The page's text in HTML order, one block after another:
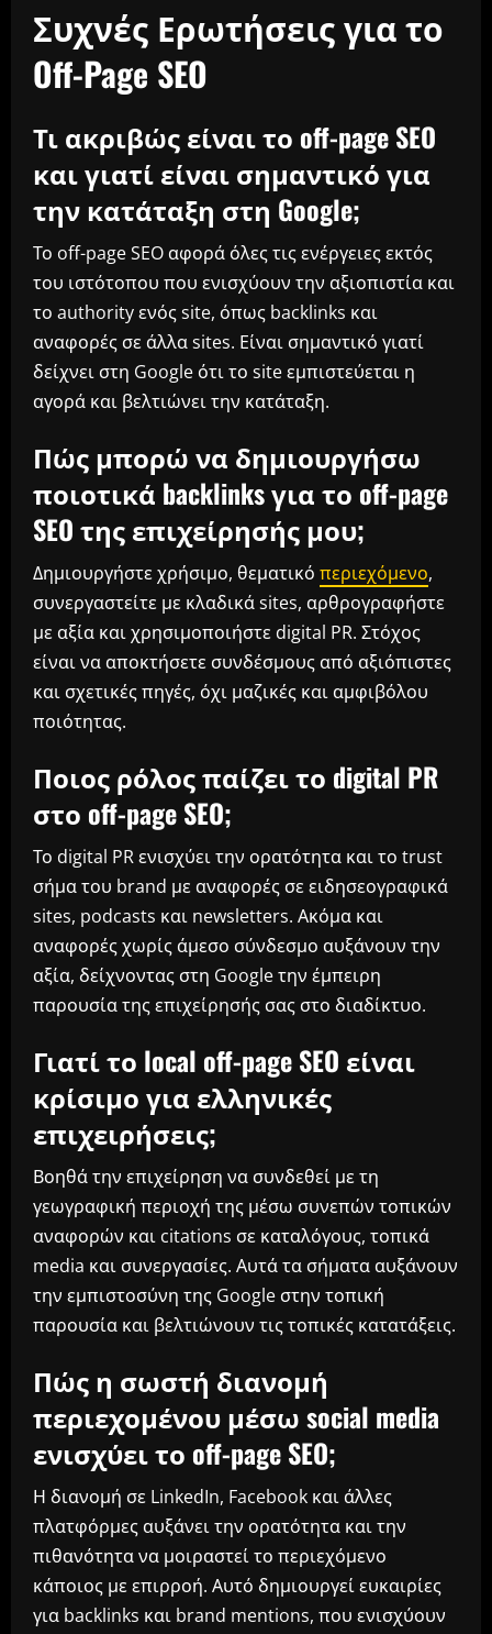
Συχνές Ερωτήσεις για το
Off-Page SEO
Τι ακριβώς είναι το off-page SEO
και γιατί είναι σημαντικό για
την κατάταξη στη Google;
Το off-page SEO αφορά όλες τις ενέργειες εκτός
του ιστότοπου που ενισχύουν την αξιοπιστία και
το authority ενός site, όπως backlinks και
αναφορές σε άλλα sites. Είναι σημαντικό γιατί
δείχνει στη Google ότι το site εμπιστεύεται η
αγορά και βελτιώνει την κατάταξη.
Πώς μπορώ να δημιουργήσω
ποιοτικά backlinks για το off-page
SEO της επιχείρησής μου;
Δημιουργήστε χρήσιμο, θεματικό περιεχόμενο,
συνεργαστείτε με κλαδικά sites, αρθρογραφήστε
με αξία και χρησιμοποιήστε digital PR. Στόχος
είναι να αποκτήσετε συνδέσμους από αξιόπιστες
και σχετικές πηγές, όχι μαζικές και αμφιβόλου
ποιότητας.
Ποιος ρόλος παίζει το digital PR
στο off-page SEO;
Το digital PR ενισχύει την ορατότητα και το trust
σήμα του brand με αναφορές σε ειδησεογραφικά
sites, podcasts και newsletters. Ακόμα και
αναφορές χωρίς άμεσο σύνδεσμο αυξάνουν την
αξία, δείχνοντας στη Google την έμπειρη
παρουσία της επιχείρησής σας στο διαδίκτυο.
Γιατί το local off-page SEO είναι
κρίσιμο για ελληνικές
επιχειρήσεις;
Βοηθά την επιχείρηση να συνδεθεί με τη
γεωγραφική περιοχή της μέσω συνεπών τοπικών
αναφορών και citations σε καταλόγους, τοπικά
media και συνεργασίες. Αυτά τα σήματα αυξάνουν
την εμπιστοσύνη της Google στην τοπική
παρουσία και βελτιώνουν τις τοπικές κατατάξεις.
Πώς η σωστή διανομή
περιεχομένου μέσω social media
ενισχύει το off-page SEO;
Η διανομή σε LinkedIn, Facebook και άλλες
πλατφόρμες αυξάνει την ορατότητα και την
πιθανότητα να μοιραστεί το περιεχόμενο
κάποιος με επιρροή. Αυτό δημιουργεί ευκαιρίες
για backlinks και brand mentions, που ενισχύουν